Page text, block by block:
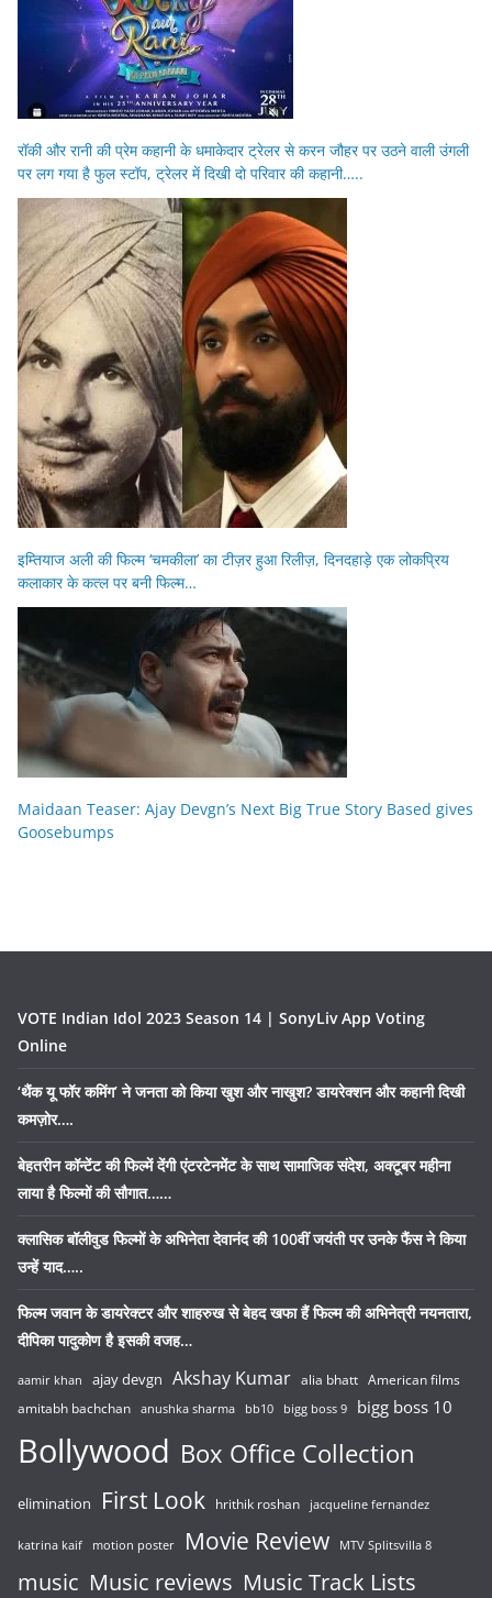
रॉकी और रानी की प्रेम कहानी के धमाकेदार ट्रेलर से करन जौहर पर उठने वाली उंगली
पर लग गया है फुल स्टॉप, ट्रेलर में दिखी दो परिवार की कहानी…..
इम्तियाज अली की फिल्म ‘चमकीला’ का टीज़र हुआ रिलीज़, दिनदहाड़े एक लोकप्रिय
कलाकार के कत्ल पर बनी फिल्म…
Maidaan Teaser: Ajay Devgn’s Next Big True Story Based gives
Goosebumps
VOTE Indian Idol 2023 Season 14 | SonyLiv App Voting
Online
‘थैंक यू फॉर कमिंग’ ने जनता को किया खुश और नाखुश? डायरेक्शन और कहानी दिखी
कमज़ोर….
बेहतरीन कॉन्टेंट की फिल्में देंगी एंटरटेनमेंट के साथ सामाजिक संदेश, अक्टूबर महीना
लाया है फिल्मों की सौगात……
क्लासिक बॉलीवुड फिल्मों के अभिनेता देवानंद की 100वीं जयंती पर उनके फैंस ने किया
उन्हें याद…..
फिल्म जवान के डायरेक्टर और शाहरुख से बेहद खफा हैं फिल्म की अभिनेत्री नयनतारा,
दीपिका पादुकोण है इसकी वजह…
aamir khan ajay devgn Akshay Kumar alia bhatt American films
amitabh bachchan anushka sharma bb10 bigg boss 9 bigg boss 10
Bollywood Box Office Collection
elimination First Look hrithik roshan jacqueline fernandez
katrina kaif motion poster Movie Review MTV Splitsvilla 8
music Music reviews Music Track Lists